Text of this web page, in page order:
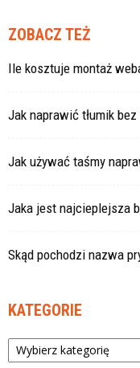
ZOBACZ TEŻ
Ile kosztuje montaż
Jak naprawić tłumik
Jak używać taśmy
Jaka jest najcieplejsza
Skąd pochodzi nazwa
KATEGORIE
Kategorie